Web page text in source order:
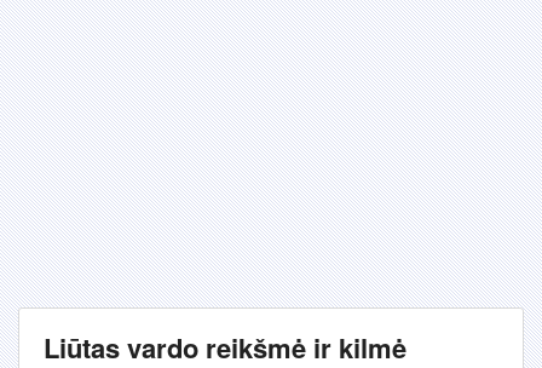
Liūtas vardo reikšmė ir kilmė